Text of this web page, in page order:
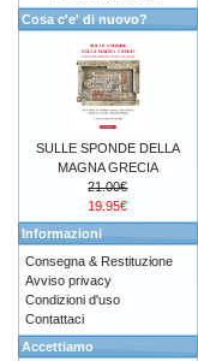
Cosa c'e' di nuovo?
SULLE SPONDE DELLA
MAGNA GRECIA
21.00€
19.95€
Informazioni
Consegna & Restituzione
Avviso privacy
Condizioni d'uso
Contattaci
Accettiamo